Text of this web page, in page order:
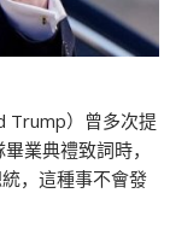
Trump）曾多次提
業典禮致詞時，
，這種事不會發